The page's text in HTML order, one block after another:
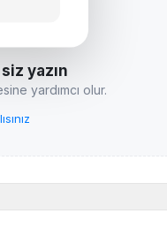
yazın
yardımcı olur.